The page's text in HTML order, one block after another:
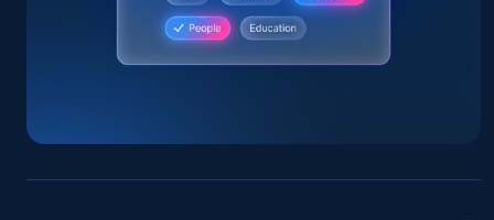
Amazon products global dataset - Collects
products by specific category URL
2.1K+ 375+ 立即开始